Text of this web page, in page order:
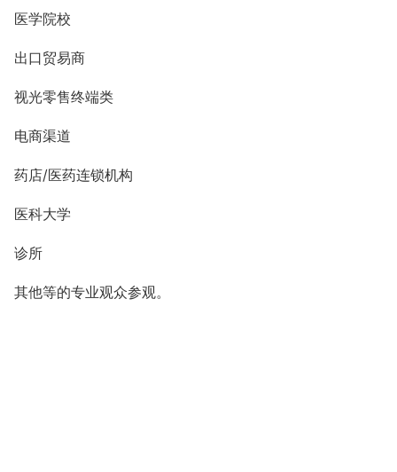
医学院校
出口贸易商
视光零售终端类
电商渠道
药店/医药连锁机构
医科大学
诊所
其他等的专业观众参观。